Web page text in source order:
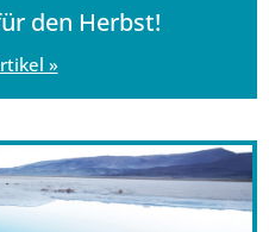
den Herbst!
»